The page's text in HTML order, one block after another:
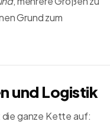
Grund zum
und Logistik
ganze Kette auf: